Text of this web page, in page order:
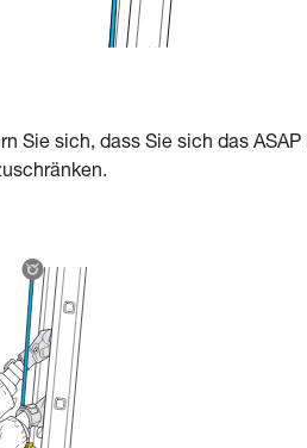
Sie sich, dass Sie sich das